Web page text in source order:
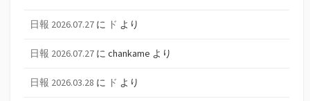
日報 2026.07.27 に ド より
日報 2026.07.27 に chankame より
日報 2026.03.28 に ド より